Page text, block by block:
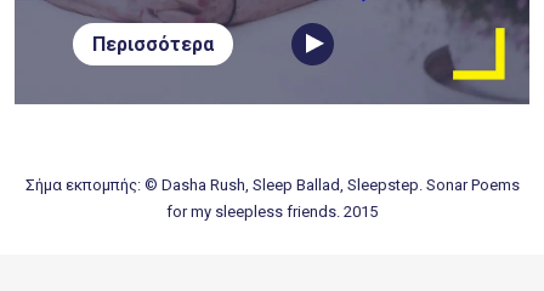
Περισσότερα
Σήμα εκπομπής: © Dasha Rush, Sleep Ballad, Sleepstep. Sonar Poems
for my sleepless friends. 2015